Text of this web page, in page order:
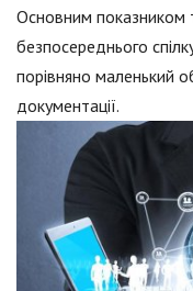
Основним показником
безпосереднього
порівняно маленький
документації.